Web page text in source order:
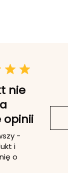
nie
opinii
-
i
o